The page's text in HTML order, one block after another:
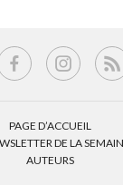
PAGE D’ACCUEIL
DE LA
AUTEURS